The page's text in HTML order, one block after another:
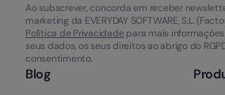
Ao subscrever, concorda em receber
marketing da EVERYDAY SOFTWARE, S.L.
Política de Privacidade para mais
seus dados, os seus direitos ao abrigo do
consentimento.
Blog